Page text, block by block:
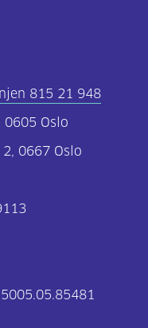
815 21 948
0605 Oslo
0667 Oslo
5005.05.85481